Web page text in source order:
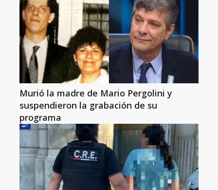
Murió la madre de Mario Pergolini y
suspendieron la grabación de su
programa